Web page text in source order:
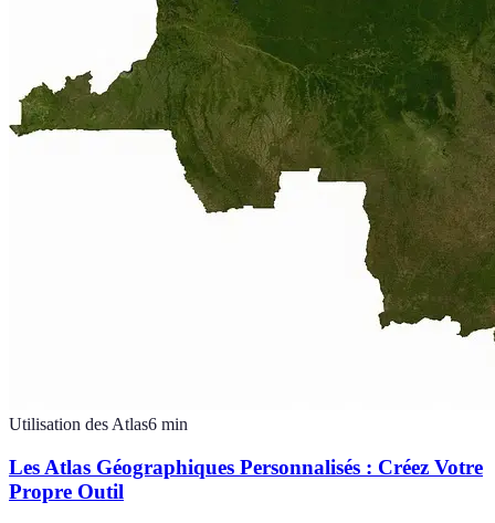
Utilisation des Atlas6 min
Les Atlas Géographiques Personnalisés : Créez Votre
Propre Outil